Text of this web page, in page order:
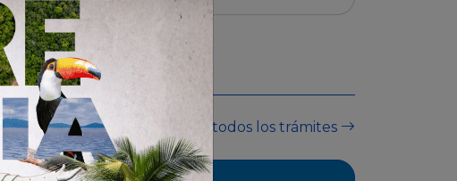
Ver todos los trámites